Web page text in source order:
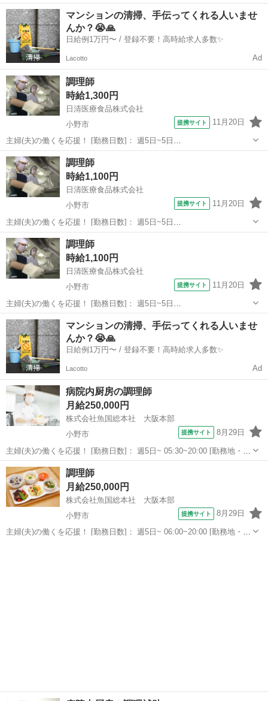
ーでのお仕事です。 ・お肉製品の調理、加工 ・パック詰め、包装、値
付け ・店頭への品出し、売り場での簡単な接客 未経験の方も活躍中◎
基本バックヤードでのお仕...
兵庫 小野市
マンションの清掃、手伝ってくれる人いませ
んか？😭🙏
日給例1万円〜 / 登録不要！高時給求人多数✨
Lacotto Ad
調理師
時給1,300円
日清医療食品株式会社
小野市
提携サイト 11月20日
主婦(夫)の働くを応援！ [勤務日数]： 週5日~5日
05:00~14:00/07:00~16:00 月/火/水/木/金/土/日 などから選べます [勤務
地・最寄駅]： 兵庫県小野市市場町９２６－２５０ 日清医療食品株...
兵庫 小野市 キッチン
調理師
時給1,100円
日清医療食品株式会社
小野市
提携サイト 11月20日
主婦(夫)の働くを応援！ [勤務日数]： 週5日~5日
06:00~15:00/09:00~18:00/10:30~19:30 月/火/水/木/金/土/日 などから選
べます [勤務地・最寄駅]： 兵庫県小野市葉多町２６１...
兵庫 小野市 キッチン
調理師
時給1,100円
日清医療食品株式会社
小野市
提携サイト 11月20日
主婦(夫)の働くを応援！ [勤務日数]： 週5日~5日
06:00~15:00/09:00~18:00/10:30~19:30 月/火/水/木/金/土/日 などから選
べます [勤務地・最寄駅]： 兵庫県小野市葉多町２６１...
兵庫 小野市
マンションの清掃、手伝ってくれる人いませ
んか？😭🙏
日給例1万円〜 / 登録不要！高時給求人多数✨
Lacotto Ad
病院内厨房の調理師
月給250,000円
株式会社魚国総本社 大阪本部
小野市
提携サイト 8月29日
主婦(夫)の働くを応援！ [勤務日数]： 週5日~ 05:30~20:00 [勤務地・最
寄駅]： 兵庫県小野市匠台72-1 株式会社魚国総本社 大阪本部 [職種
兵庫 小野市 キッチン
調理師
月給250,000円
株式会社魚国総本社 大阪本部
小野市
提携サイト 8月29日
主婦(夫)の働くを応援！ [勤務日数]： 週5日~ 06:00~20:00 [勤務地・最